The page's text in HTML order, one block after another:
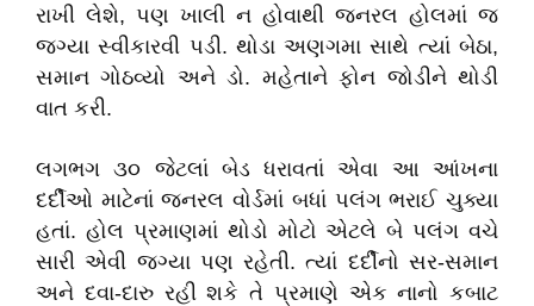
રાખી લેશે, પણ ખાલી ન હોવાથી જનરલ હોલમાં જ
જગ્યા સ્વીકારવી પડી. થોડા અણગમા સાથે ત્યાં બેઠા,
સમાન ગોઠવ્યો અને ડો. મહેતાને ફોન જોડીને થોડી
વાત કરી.
લગભગ ૩૦ જેટલાં બેડ ધરાવતાં એવા આ આંખના
દર્દીઓ માટેનાં જનરલ વોર્ડમાં બધાં પલંગ ભરાઈ ચુક્યા
હતાં. હોલ પ્રમાણમાં થોડો મોટો એટલે બે પલંગ વચે
સારી એવી જગ્યા પણ રહેતી. ત્યાં દર્દીનો સર-સમાન
અને દવા-દારુ રહી શકે તે પ્રમાણે એક નાનો કબાટ